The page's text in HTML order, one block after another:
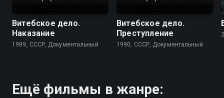
Витебское дело.
Наказание
1989, СССР, Документальный
Витебское дело.
Преступление
1990, СССР, Документальный
Ещё фильмы в жанре: